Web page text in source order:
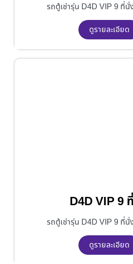
รถตู้เช่ารุ่น D4D VIP 9 ที่นั่
ดูรายละเอียด
D4D VIP 9
รถตู้เช่ารุ่น D4D VIP 9 ที่นั่
ดูรายละเอียด